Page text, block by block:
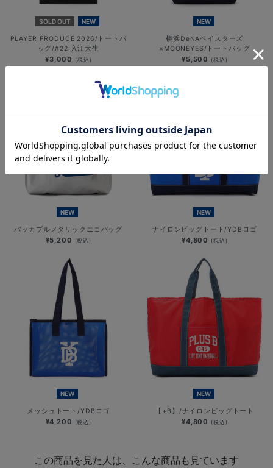
SOLD OUT NEW
PLAYER PRODUCE 2026/トートバ
ッグ/#22:入江大生
¥3,000 (税込)
NEW
横浜DeNAベイスターズ
×MOONEYES/トートバッグ
¥5,500 (税込)
NEW
パッカブルメタリックエコバッグ
¥5,200 (税込)
NEW
ナイロンビッグトート/YDBロゴ
¥4,800 (税込)
NEW
メッシュトート/YDBロゴ
¥4,200 (税込)
NEW
【+B】/ナイロンビッグトート
¥4,800 (税込)
この商品を見た人は、こんな商品も見ています